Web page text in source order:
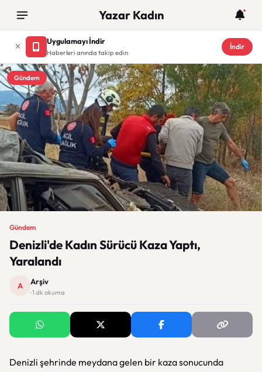
Yazar Kadın
Uygulamayı İndir
Haberleri anında takip edin
İndir
Gündem
Gündem
Denizli'de Kadın Sürücü Kaza Yaptı,
Yaralandı
A Arşiv
· 1 dk okuma
Denizli şehrinde meydana gelen bir kaza sonucunda